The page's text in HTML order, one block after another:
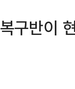
구반이